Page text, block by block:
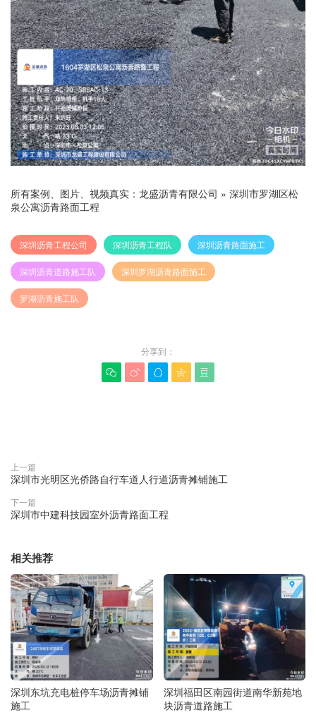
所有案例、图片、视频真实： 龙盛沥青有限公司 » 深圳市罗湖区松
泉公寓沥青路面工程
深圳沥青工程公司 深圳沥青工程队 深圳沥青路面施工
深圳沥青道路施工队 深圳罗湖沥青路面施工
罗湖沥青施工队
分享到：
    
上一篇
深圳市光明区光侨路自行车道人行道沥青摊铺施工
下一篇
深圳市中建科技园室外沥青路面工程
相关推荐
深圳东坑充电桩停车场沥青摊铺
施工
深圳福田区南园街道南华新苑地
块沥青道路施工